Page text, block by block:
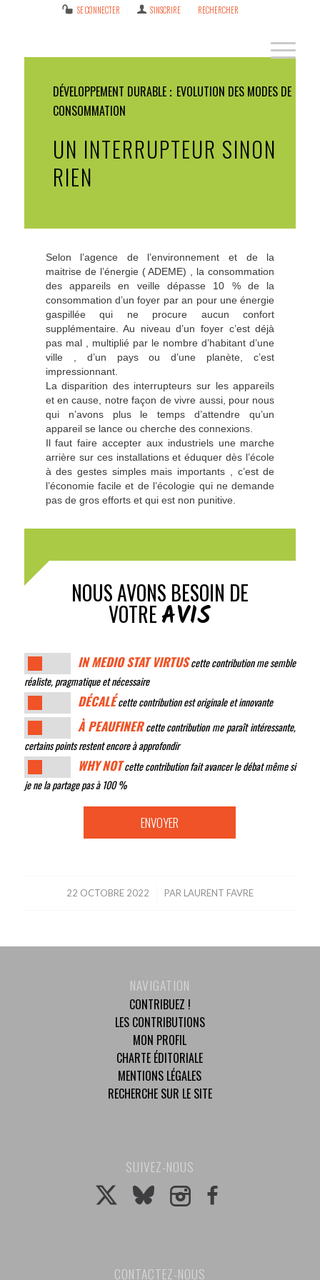
SE CONNECTER S’INSCRIRE RECHERCHER
DÉVELOPPEMENT DURABLE
EVOLUTION DES MODES DE
CONSOMMATION
UN INTERRUPTEUR SINON
RIEN
Selon l’agence de l’environnement et de la
maitrise de l’énergie ( ADEME) , la consommation
des appareils en veille dépasse 10 % de la
consommation d’un foyer par an pour une énergie
gaspillée qui ne procure aucun confort
supplémentaire. Au niveau d’un foyer c’est déjà
pas mal , multiplié par le nombre d’habitant d’une
ville , d’un pays ou d’une planète, c’est
impressionnant.
La disparition des interrupteurs sur les appareils
et en cause, notre façon de vivre aussi, pour nous
qui n’avons plus le temps d’attendre qu’un
appareil se lance ou cherche des connexions.
Il faut faire accepter aux industriels une marche
arrière sur ces installations et éduquer dès l’école
à des gestes simples mais importants , c’est de
l’économie facile et de l’écologie qui ne demande
pas de gros efforts et qui est non punitive.
NOUS AVONS BESOIN DE
VOTREAVIS
IN MEDIO STAT VIRTUScette contribution me semble
réaliste, pragmatique et nécessaire
DÉCALÉcette contribution est originale et innovante
À PEAUFINERcette contribution me paraît intéressante,
certains points restent encore à approfondir
WHY NOTcette contribution fait avancer le débat même si
je ne la partage pas à 100 %
22 OCTOBRE 2022
/ PAR LAURENT FAVRE
NAVIGATION
CONTRIBUEZ !
LES CONTRIBUTIONS
MON PROFIL
CHARTE ÉDITORIALE
MENTIONS LÉGALES
RECHERCHE SUR LE SITE
SUIVEZ-NOUS
CONTACTEZ-NOUS